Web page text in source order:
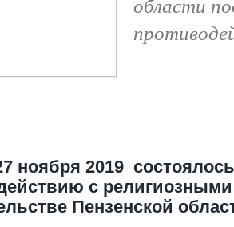
ноября 2019
с
Пензенской